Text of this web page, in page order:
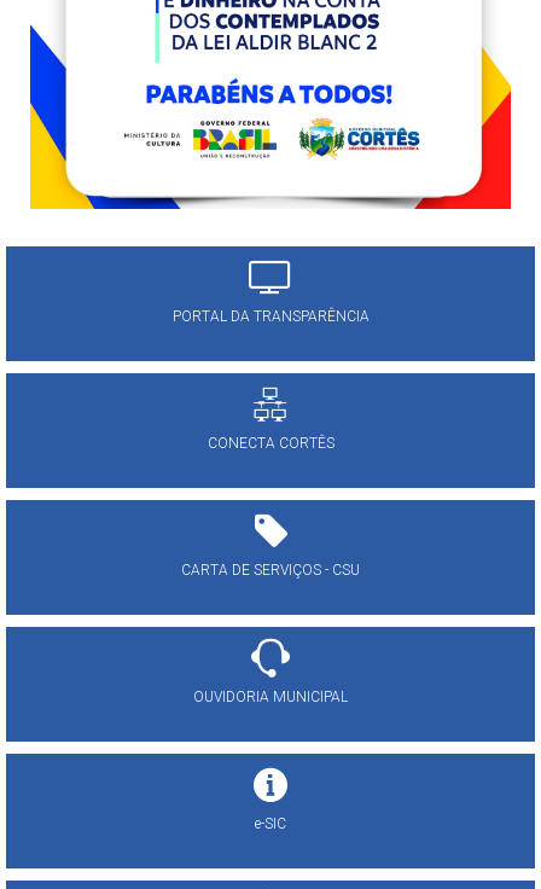
PORTAL DA TRANSPARÊNCIA
CONECTA CORTÊS
CARTA DE SERVIÇOS - CSU
OUVIDORIA MUNICIPAL
e-SIC